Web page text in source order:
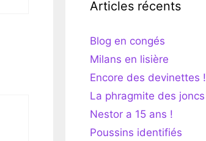
Articles récents
Blog en congés
Milans en lisière
Encore des devinettes !
La phragmite des joncs
Nestor a 15 ans !
Poussins identifiés